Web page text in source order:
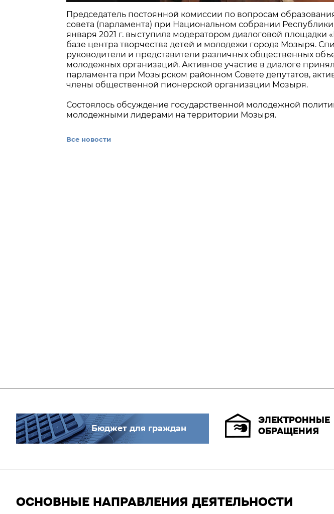
Председатель постоянной комиссии по вопросам
совета (парламента) при Национальном собрании
января 2021 г. выступила модератором диалоговой площадки
базе центра творчества детей и молодежи города Мозыря.
руководители и представители различных общественных
молодежных организаций. Активное участие в диалоге
парламента при Мозырском районном Совете депутатов,
члены общественной пионерской организации Мозыря.
Состоялось обсуждение государственной молодежной
молодежными лидерами на территории Мозыря.
Все новости
Бюджет для граждан
ЭЛЕКТРОННЫЕ
ОБРАЩЕНИЯ
ОСНОВНЫЕ НАПРАВЛЕНИЯ ДЕЯТЕЛЬНОСТИ